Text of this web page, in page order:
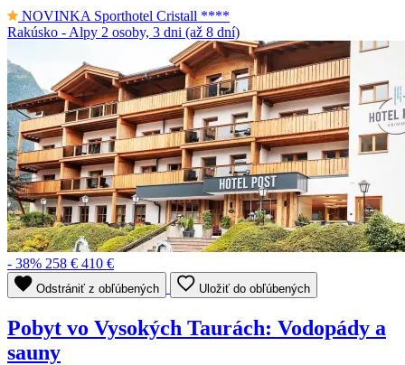
NOVINKA Sporthotel Cristall ****
Rakúsko - Alpy 2 osoby, 3 dni (až 8 dní)
- 38% 258 € 410 €
Odstrániť z obľúbených Uložiť do obľúbených
Pobyt vo Vysokých Taurách: Vodopády a
sauny